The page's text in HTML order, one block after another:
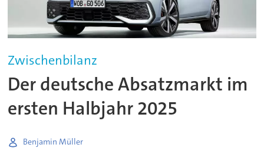
Zwischenbilanz
Der deutsche Absatzmarkt im
ersten Halbjahr 2025
Benjamin Müller